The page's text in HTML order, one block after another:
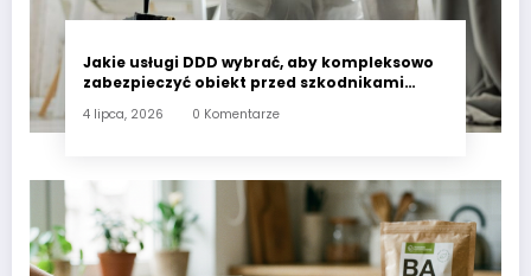
Jakie usługi DDD wybrać, aby kompleksowo
zabezpieczyć obiekt przed szkodnikami
4 lipca, 2026 0 Komentarze